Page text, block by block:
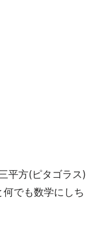
平方(ピタゴラス)
でも数学にしち